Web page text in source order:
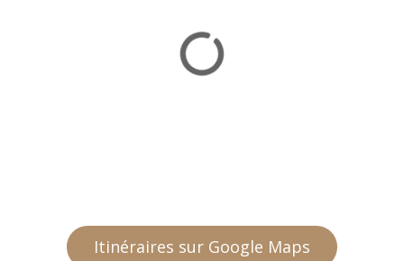
Itinéraires sur Google Maps